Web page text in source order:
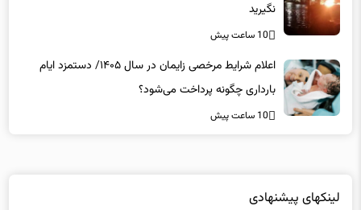
نگیرید
10 ساعت پیش
اعلام شرایط مرخصی زایمان در سال ۱۴۰۵/ دستمزد ایام
بارداری چگونه پرداخت می‌شود؟
10 ساعت پیش
لینکهای پیشنهادی